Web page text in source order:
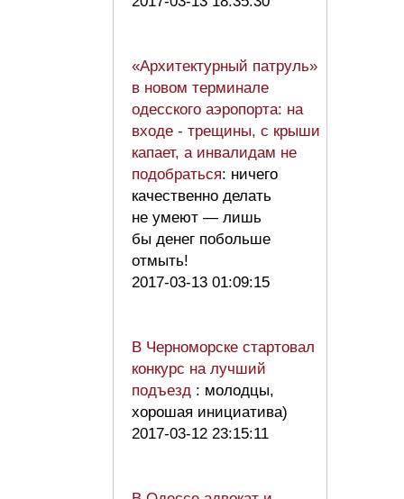
«Архитектурный патруль»
в новом терминале
одесского аэропорта: на
входе - трещины, с крыши
капает, а инвалидам не
подобраться: ничего
качественно делать
не умеют — лишь
бы денег побольше
отмыть!
2017-03-13 01:09:15
В Черноморске стартовал
конкурс на лучший
подъезд : молодцы,
хорошая инициатива)
2017-03-12 23:15:11